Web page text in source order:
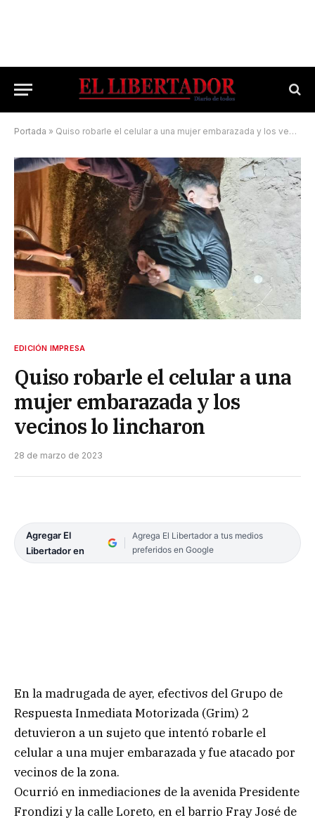
Portada » Quiso robarle el celular a una mujer embarazada y los vecinos lo lincharon
EDICIÓN IMPRESA
Quiso robarle el celular a una
mujer embarazada y los
vecinos lo lincharon
28 de marzo de 2023
Agregar El
Libertador en
Agrega El Libertador a tus medios
preferidos en Google
En la madrugada de ayer, efectivos del Grupo de
Respuesta Inmediata Motorizada (Grim) 2
detuvieron a un sujeto que intentó robarle el
celular a una mujer embarazada y fue atacado por
vecinos de la zona.
Ocurrió en inmediaciones de la avenida Presidente
Frondizi y la calle Loreto, en el barrio Fray José de